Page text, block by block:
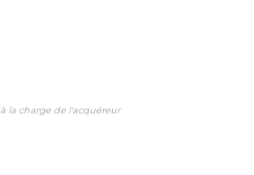
à la charge de l'acquéreur